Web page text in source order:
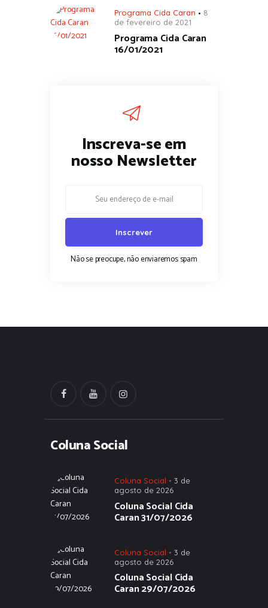
Programa Cida Caran
8
de fevereiro de 2021
Programa Cida Caran
16/01/2021
Inscreva-se em
nosso Newsletter
Não se preocupe, não enviaremos spam
Coluna Social
Coluna Social
3 de
agosto de 2026
Coluna Social Cida
Caran 31/07/2026
Coluna Social
3 de
agosto de 2026
Coluna Social Cida
Caran 29/07/2026